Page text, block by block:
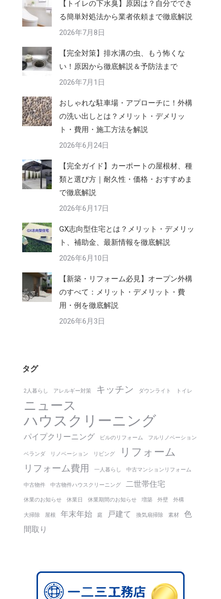
【トイレの下水臭】原因は？自分ででき
る簡単対処法から業者依頼まで徹底解説
2026年7月8日
【完全対策】排水溝の虫、もう怖くな
い！原因から徹底解説＆予防法まで
2026年7月1日
おしゃれな駐車場・アプローチに！外構
の洗い出しとは？メリット・デメリッ
ト・費用・施工方法を解説
2026年6月24日
【完全ガイド】カーポートの屋根材、種
類と選び方｜耐久性・価格・おすすめま
で徹底解説
2026年6月17日
GX志向型住宅とは？メリット・デメリッ
ト、補助金、最新情報を徹底解説
2026年6月10日
【新築・リフォーム必見】オープン外構
のすべて：メリット・デメリット・費
用・例を徹底解説
2026年6月3日
タグ
2人暮らし アレルギー対策 キッチン ダウンライト トイレ
ニュース
ハウスクリーニング
パイプクリーニング ビルのリフォーム フルリノベーション
ベランダ リノベーション リビング リフォーム
リフォーム費用 一人暮らし 中古マンションリフォーム
中古物件 中古物件ハウスクリーニング 二世帯住宅
休業のお知らせ 休業日 休業期間のお知らせ 増築 外壁 外構
大掃除 屋根 年末年始 庭 戸建て 換気扇掃除 素材
色
間取り